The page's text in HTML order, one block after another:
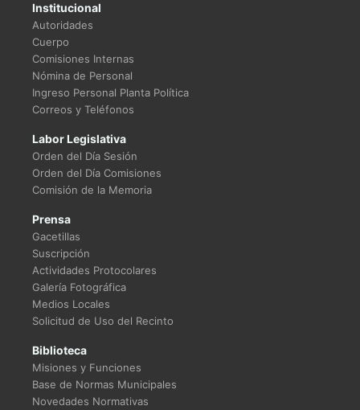
Institucional
Autoridades
Cuerpo
Comisiones Internas
Nómina de Personal
Ingreso Personal Planta Política
Correos y Teléfonos
Labor Legislativa
Orden del Día Sesión
Orden del Día Comisiones
Comisión de la Memoria
Prensa
Gacetillas
Suscripción
Actividades Protocolares
Galería Fotográfica
Medios Locales
Solicitud de Uso del Recinto
Biblioteca
Misiones y Funciones
Base de Normas Municipales
Novedades Normativas